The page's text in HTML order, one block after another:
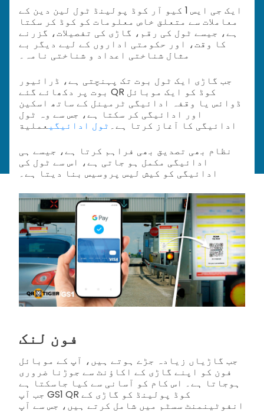
ایک جی ایس 1 کیو آر کوڈ پولینڈ ٹول لین دین کے
معاملات سے متعلق خاص معلومات کو کوڈ کر سکتا
ہے، جیسے ٹول کی رقم، گاڑی کی تفصیلات، گزرنے
کا وقت، اور حکومتی اداروں کے لیے دیگر بے
مثال شناختی اعداد و شناختی نامہ۔
جب گاڑی ایک ٹول بوت تک پہنچتی ہے، ڈرائیور
بوت پر دکھائے گئے QR کوڈ کو ایک موبائل
ڈوائس یا وقفہ ادائیگی ٹرمینل کے ساتھ اسکین
اور ادائیگی کر سکتا ہے، جس سے وہ ٹول
ادائیگی کا آغاز کرتا ہے۔ ٹول ادائیگیعملية
نظام بھی تصدیق بھی فراہم کرتا ہے، جیسے ہی
ادائیگی مکمل ہو جاتی ہے، اس سے ٹول کی
ادائیگی کو کیش لیس پروسیس بنا دیتا ہے۔
فون لنک
جب گاڑیاں زیادہ جڑے ہوتے ہیں، آپ کے موبائل
فون کو اپنے گاڑی کے اکاؤنٹ سے جوڑنا ضروری
ہوجاتا ہے۔ اس کام کو آسانی سے کیا جاسکتا ہے
جب آپ GS1 QR کوڈ پولینڈ کو گاڑی کے
انفوٹینمنٹ سسٹم میں شامل کرتے ہیں، جس سے آپ